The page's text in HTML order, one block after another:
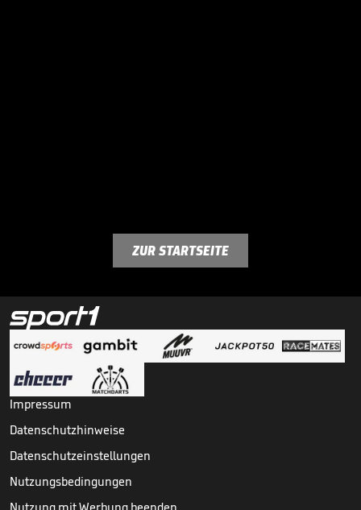
ZUR STARTSEITE
Impressum
Datenschutzhinweise
Datenschutzeinstellungen
Nutzungsbedingungen